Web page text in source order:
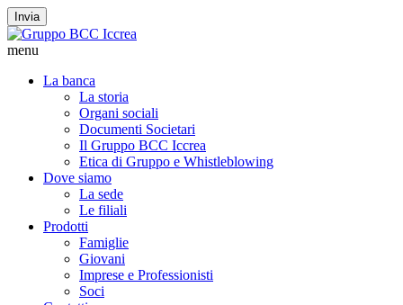
Invia
menu
La banca
La storia
Organi sociali
Documenti Societari
Il Gruppo BCC Iccrea
Etica di Gruppo e Whistleblowing
Dove siamo
La sede
Le filiali
Prodotti
Famiglie
Giovani
Imprese e Professionisti
Soci